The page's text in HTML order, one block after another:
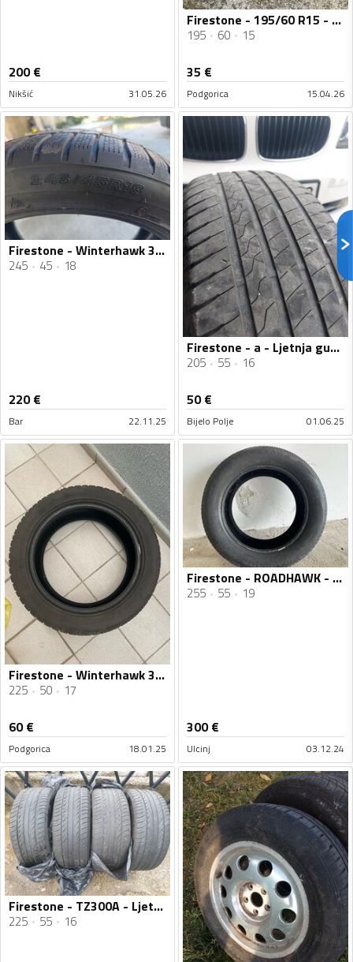
200€
Nikšić 31.05.26
Firestone - 195/60 R15 - Univerzalna guma
195 60 15
35 €
Podgorica 15.04.26
Firestone - Winterhawk 3 - Zimska guma
245 45 18
220€
Bar 22.11.25
Firestone - a - Ljetnja guma
205 55 16
50€
Bijelo Polje 01.06.25
Firestone - Winterhawk 3 - Univerzalna guma
225 50 17
60€
Podgorica 18.01.25
Firestone - ROADHAWK - Ljetnja guma
255 55 19
300€
Ulcinj 03.12.24
Firestone - TZ300A - Ljetnja guma
225 55 16